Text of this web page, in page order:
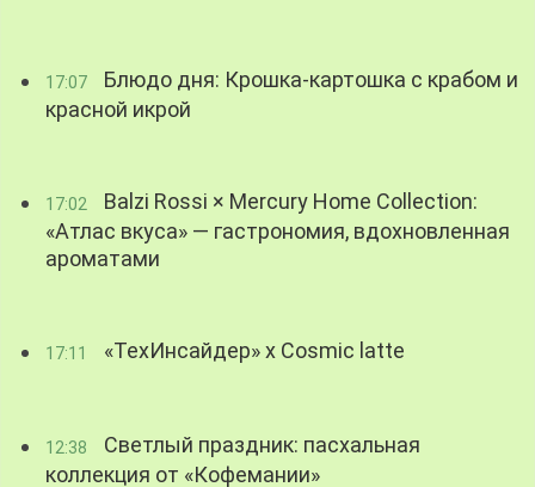
17:07
Блюдо дня: Крошка-картошка с крабом и
красной икрой
17:02
Balzi Rossi × Mercury Home Collection:
«Атлас вкуса» — гастрономия, вдохновленная
ароматами
17:11 «ТехИнсайдер» х Cosmic latte
12:38
Светлый праздник: пасхальная
коллекция от «Кофемании»